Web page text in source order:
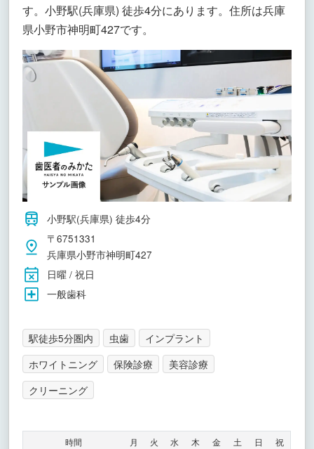
す。小野駅(兵庫県) 徒歩4分にあります。住所は兵庫
県小野市神明町427です。
小野駅(兵庫県) 徒歩4分
〒6751331
兵庫県小野市神明町427
日曜 / 祝日
一般歯科
駅徒歩5分圏内 虫歯
インプラント
ホワイトニング
保険診療
美容診療
クリーニング
時間 月 火 水 木 金 土 日 祝